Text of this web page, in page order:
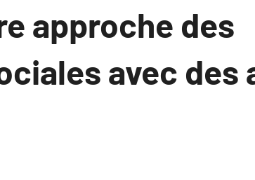
approche des
avec des